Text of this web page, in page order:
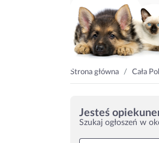
Strona główna Cała
Jesteś
Szukaj ogłoszeń w